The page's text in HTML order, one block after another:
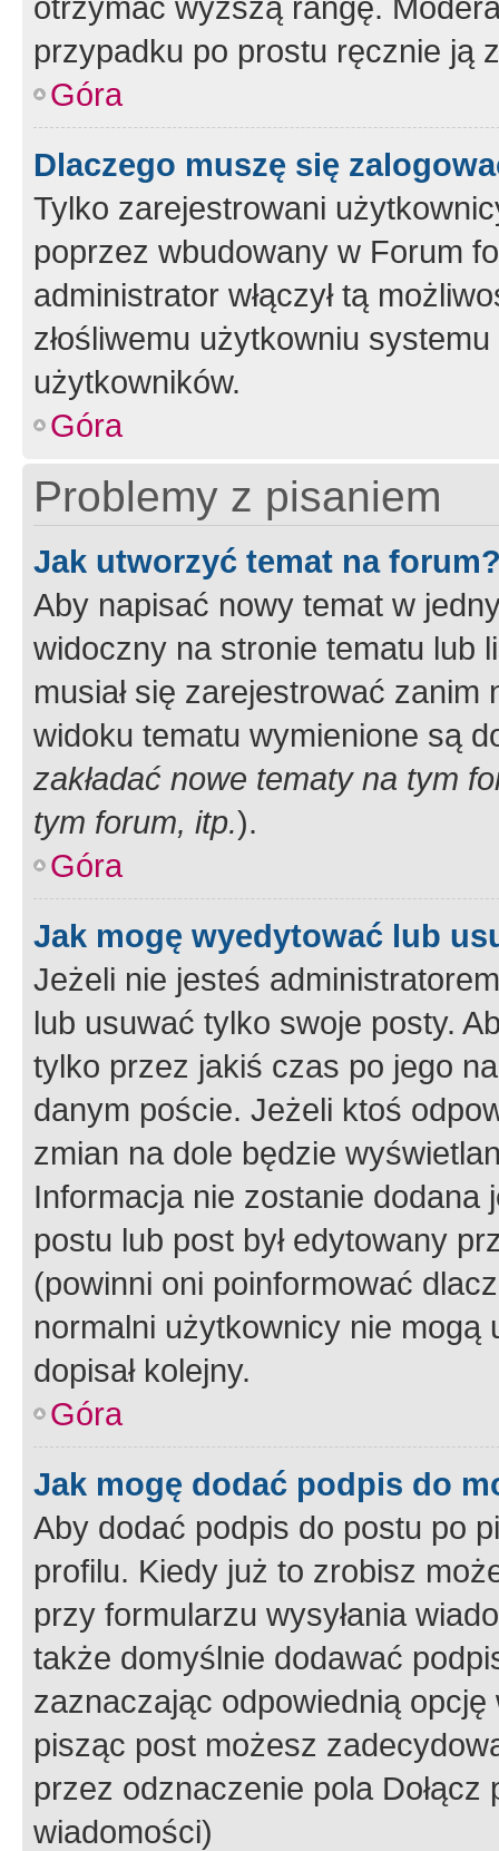
przypadku po prostu ręcznie ją
Góra
Dlaczego muszę się
Tylko zarejestrowani
poprzez wbudowany w Forum
administrator włączył tą
złośliwemu użytkowniu
użytkowników.
Góra
Problemy z pisaniem
Jak utworzyć temat na
Aby napisać nowy temat w
widoczny na stronie tematu lub
musiał się zarejestrować
widoku tematu wymienione są
zakładać nowe tematy na tym
tym forum, itp.).
Góra
Jak mogę wyedytować lub
Jeżeli nie jesteś
lub usuwać tylko swoje posty.
tylko przez jakiś czas po jego
danym poście. Jeżeli ktoś
zmian na dole będzie
Informacja nie zostanie dodana
postu lub post był edytowany
(powinni oni poinformować
normalni użytkownicy nie
dopisał kolejny.
Góra
Jak mogę dodać podpis do
Aby dodać podpis do postu po
profilu. Kiedy już to zrobisz
przy formularzu wysyłania
także domyślnie dodawać
zaznaczając odpowiednią
pisząc post możesz
przez odznaczenie pola
wiadomości)